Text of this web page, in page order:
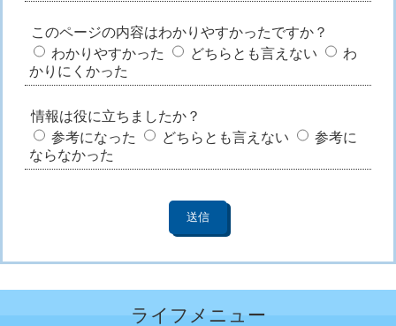
このページの内容はわかりやすかったですか？
わかりやすかった
どちらとも言えない
わ
かりにくかった
情報は役に立ちましたか？
参考になった
どちらとも言えない
参考に
ならなかった
ライフメニュー